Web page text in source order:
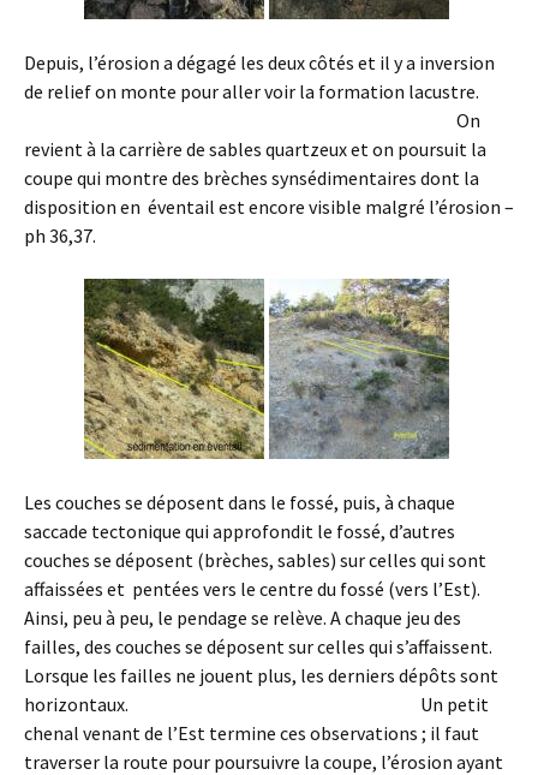
Depuis, l’érosion a dégagé les deux côtés et il y a inversion
de relief on monte pour aller voir la formation lacustre.
On
revient à la carrière de sables quartzeux et on poursuit la
coupe qui montre des brèches synsédimentaires dont la
disposition en éventail est encore visible malgré l’érosion –
ph 36,37.
Les couches se déposent dans le fossé, puis, à chaque
saccade tectonique qui approfondit le fossé, d’autres
couches se déposent (brèches, sables) sur celles qui sont
affaissées et pentées vers le centre du fossé (vers l’Est).
Ainsi, peu à peu, le pendage se relève. A chaque jeu des
failles, des couches se déposent sur celles qui s’affaissent.
Lorsque les failles ne jouent plus, les derniers dépôts sont
horizontaux. Un petit
chenal venant de l’Est termine ces observations ; il faut
traverser la route pour poursuivre la coupe, l’érosion ayant